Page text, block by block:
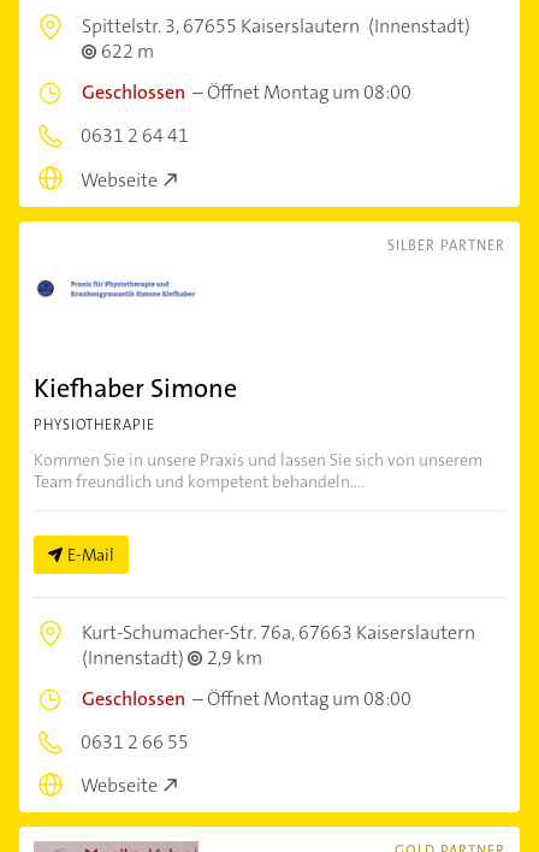
Spittelstr. 3,67655 Kaiserslautern (Innenstadt)
622 m
Geschlossen –Öffnet Montag um 08:00
0631 2 64 41
Webseite
SILBER PARTNER
Kiefhaber Simone
PHYSIOTHERAPIE
Kommen Sie in unsere Praxis und lassen Sie sich von unserem
Team freundlich und kompetent behandeln....
E-Mail
Kurt-Schumacher-Str. 76a,67663 Kaiserslautern
(Innenstadt)
2,9 km
Geschlossen –Öffnet Montag um 08:00
0631 2 66 55
Webseite